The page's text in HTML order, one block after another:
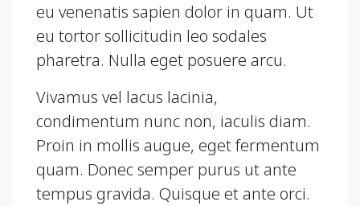
eu venenatis sapien dolor in quam. Ut
eu tortor sollicitudin leo sodales
pharetra. Nulla eget posuere arcu.
Vivamus vel lacus lacinia,
condimentum nunc non, iaculis diam.
Proin in mollis augue, eget fermentum
quam. Donec semper purus ut ante
tempus gravida. Quisque et ante orci.